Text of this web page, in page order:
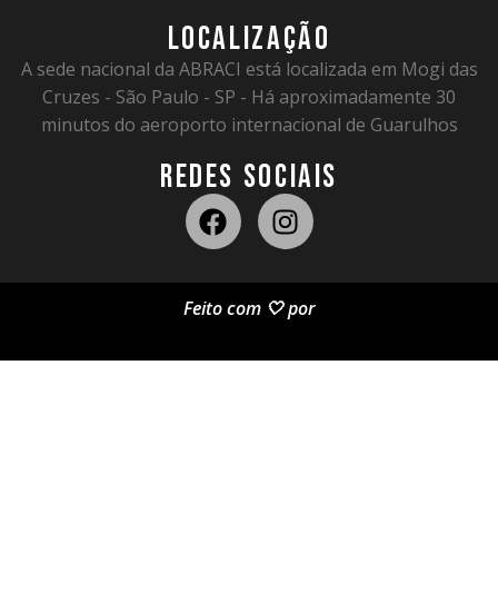
LOCALIZAÇÃO
A sede nacional da ABRACI está localizada em Mogi das
Cruzes - São Paulo - SP - Há aproximadamente 30
minutos do aeroporto internacional de Guarulhos
REDES SOCIAIS
Feito com 🤍 por